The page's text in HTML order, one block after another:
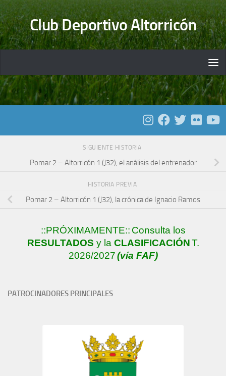
Saltar al contenido
Club Deportivo Altorricón
SIGUIENTE HISTORIA
Pomar 2 – Altorricón 1 (J32), el análisis del entrenador
HISTORIA PREVIA
Pomar 2 – Altorricón 1 (J32), la crónica de Ignacio Ramos
::PRÓXIMAMENTE:: Consulta los
RESULTADOS y la CLASIFICACIÓNT.
2026/2027(vía FAF)
PATROCINADORES PRINCIPALES